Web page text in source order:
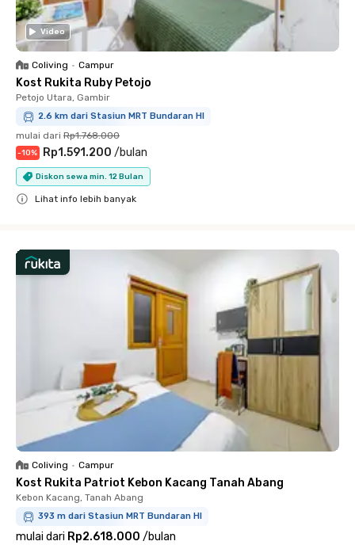
Video
Coliving • Campur
Kost Rukita Ruby Petojo
Petojo Utara, Gambir
2.6 km dari Stasiun MRT Bundaran HI
mulai dari Rp1.768.000
-10% Rp1.591.200 /bulan
Diskon sewa min. 12 Bulan
Lihat info lebih banyak
Coliving • Campur
Kost Rukita Patriot Kebon Kacang Tanah Abang
Kebon Kacang, Tanah Abang
393 m dari Stasiun MRT Bundaran HI
mulai dari Rp2.618.000 /bulan